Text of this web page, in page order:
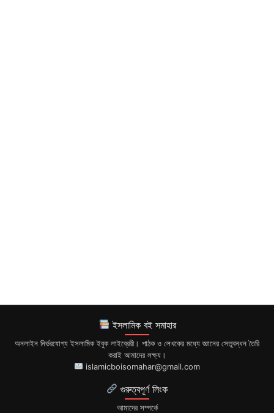
ইসলামিক বই সমাহার
অনলাইন নির্ভরযোগ্য ইসলামিক ইবুক লাইব্রেরী। পাঠক ও লেখকের মধ্যে জ্ঞানের সেতুবন্ধন তৈরি
করাই আমাদের লক্ষ্য।
islamicboisomahar@gmail.com
গুরুত্বপূর্ণ লিংক
আমাদের সম্পর্কে